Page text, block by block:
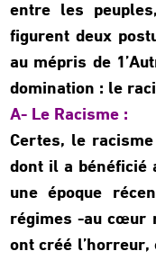
entre les
figurent deux
au mépris de
domination : le
A- Le Racisme :
Certes, le
dont il a bénéficié
une époque
régimes -au cœur
ont créé